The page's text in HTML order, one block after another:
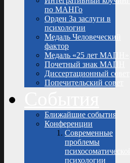
по МАНГо
Орден За заслуги в
психологии
Медаль Человеческий
фактор
Медаль «25 лет МАПН»
Почетный знак МАПН
Диссертационный совет
Попечительский совет
Ближайшие события
Конференции
Современные
проблемы
психосоматической
психологии